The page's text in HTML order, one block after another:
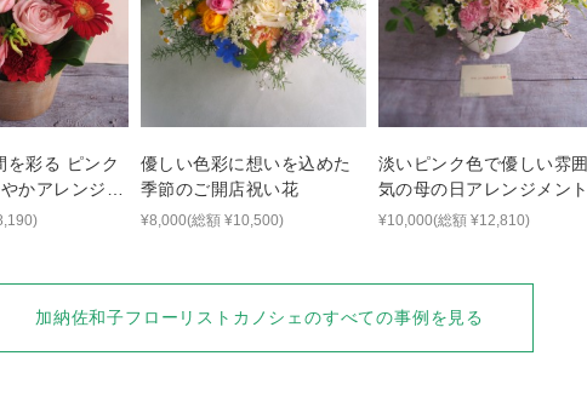
を彩る ピンク
かアレンジメ
優しい色彩に想いを込めた
季節のご開店祝い花
¥8,000(総額 ¥10,500)
淡いピンク色で優しい雰囲
気の母の日アレンジメント
¥10,000(総額 ¥12,810)
加納佐和子フローリストカノシェ のすべての事例を見る